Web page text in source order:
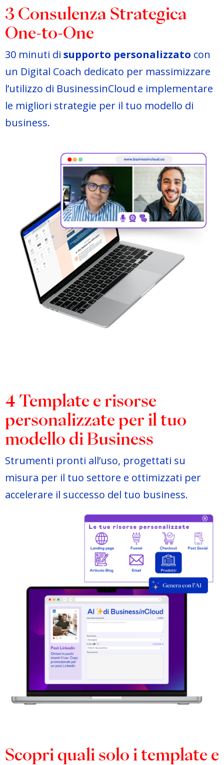
3 Consulenza Strategica
One-to-One
30 minuti di supporto personalizzato con
un Digital Coach dedicato per massimizzare
l’utilizzo di BusinessinCloud e implementare
le migliori strategie per il tuo modello di
business.
4 Template e risorse
personalizzate per il tuo
modello di Business
Strumenti pronti all’uso, progettati su
misura per il tuo settore e ottimizzati per
accelerare il successo del tuo business.
Scopri quali solo i template e